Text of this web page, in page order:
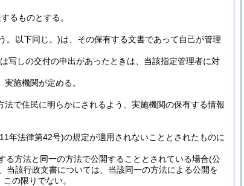
るものとする。
。以下同じ。)は、その保有する文書であって自己が管理
写しの交付の申出があったときは、当該指定管理者に対
施機関が定める。
で住民に明らかにされるよう、実施機関の保有する情報
年法律第42号)の規定が適用されないこととされたものに
る方法と同一の方法で公開することとされている場合(公
当該行政文書については、当該同一の方法による公開を
の限りでない。